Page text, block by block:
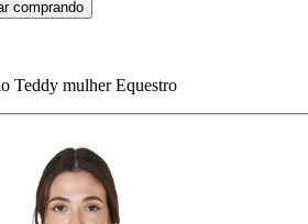
comprando
Teddy mulher Equestro